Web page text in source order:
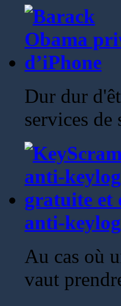
Dur dur
services de
anti-
Au cas où
vaut